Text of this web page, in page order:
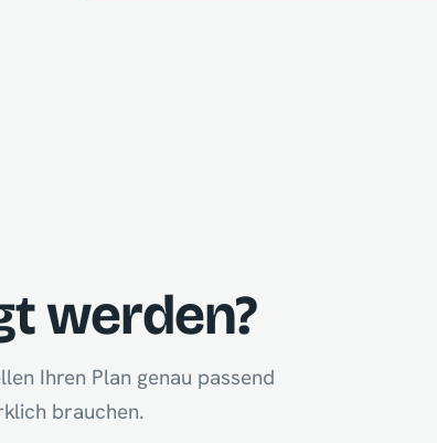
werden?
Ihren Plan genau passend
brauchen.